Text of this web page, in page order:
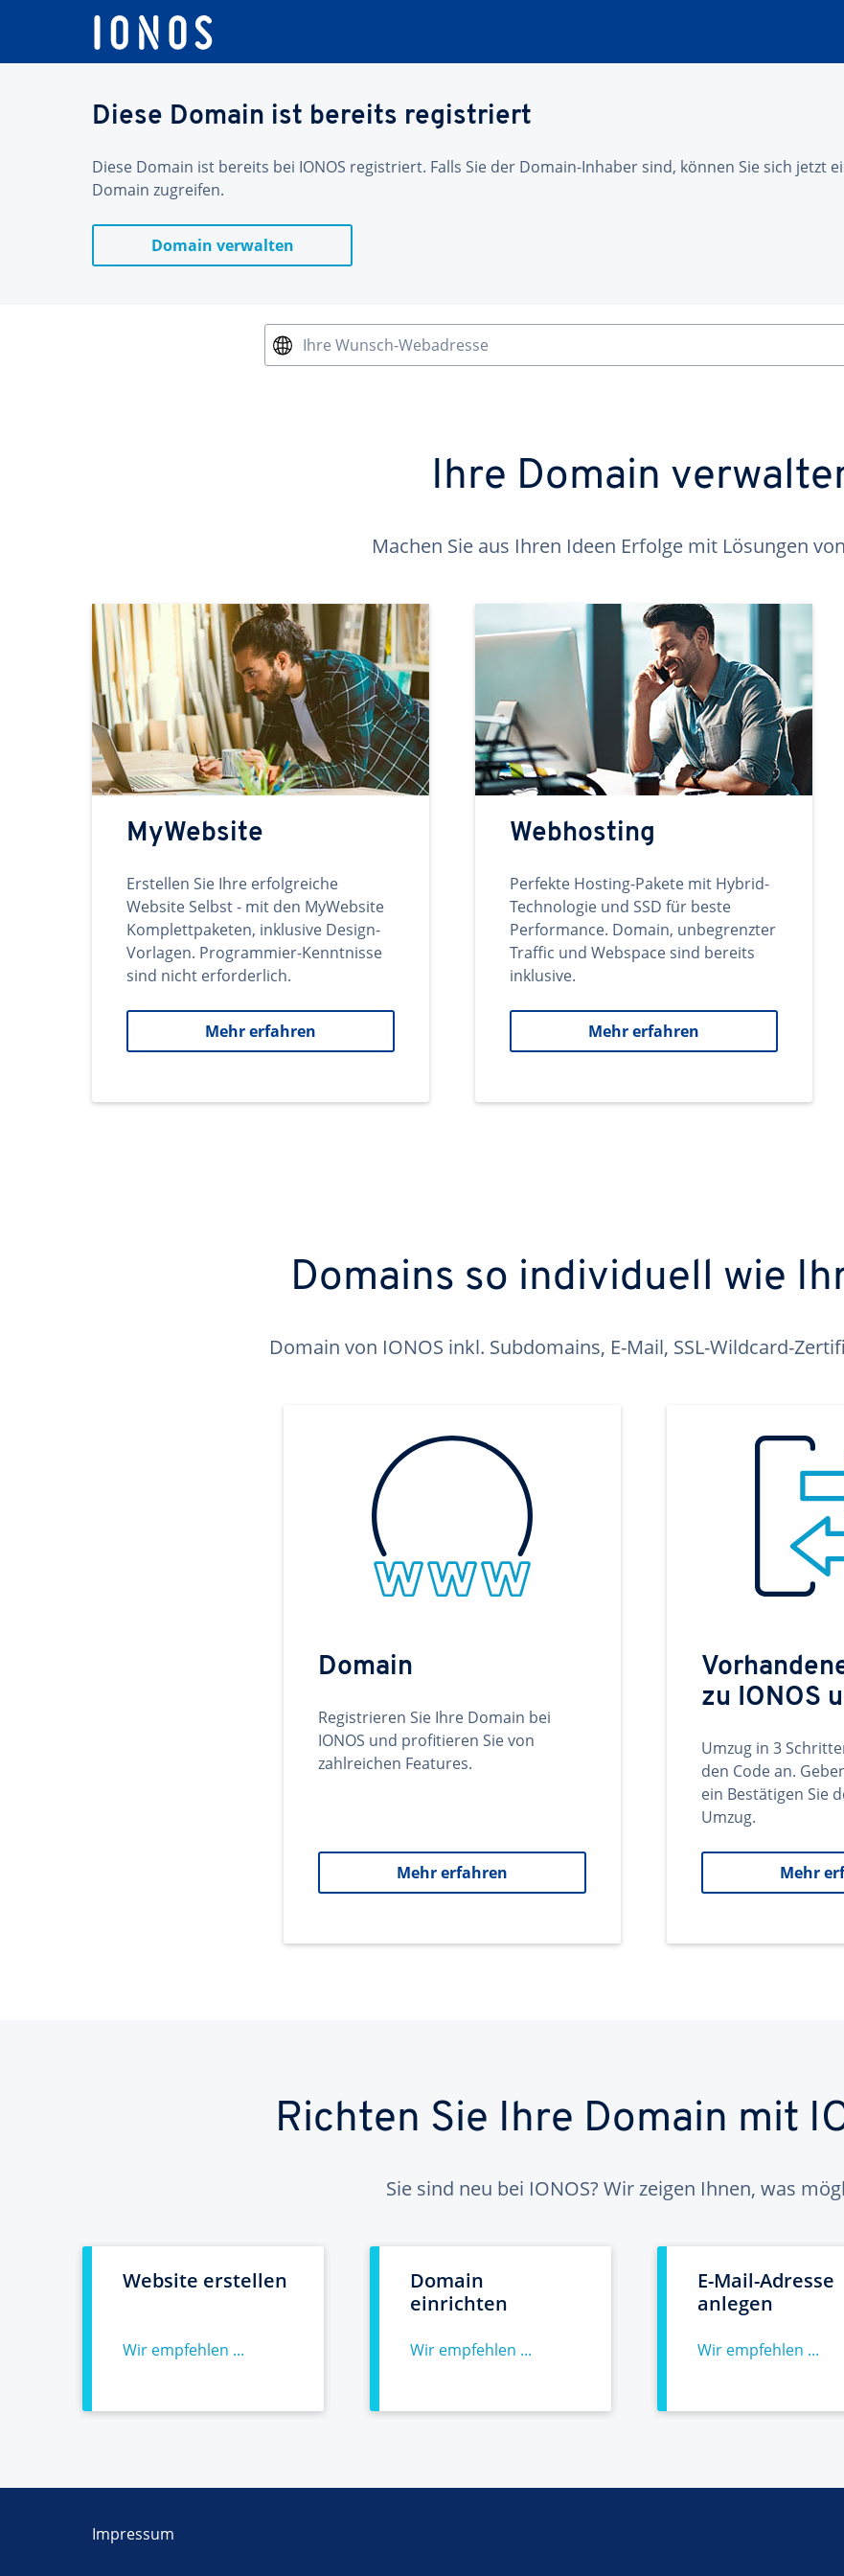
Diese Domain ist bereits registriert
Diese Domain ist bereits bei IONOS registriert. Falls Sie der Domain-Inhaber sind, können Sie sich jetzt
Domain zugreifen.
Domain verwalten
Ihre Wunsch-Webadresse
Ihre Domain
Machen Sie aus Ihren Ideen Erfolge mit Lösungen
MyWebsite
Erstellen Sie Ihre erfolgreiche
Website Selbst - mit den MyWebsite
Komplettpaketen, inklusive Design-
Vorlagen. Programmier-Kenntnisse
sind nicht erforderlich.
Mehr erfahren
Webhosting
Perfekte Hosting-Pakete mit Hybrid-
Technologie und SSD für beste
Performance. Domain, unbegrenzter
Traffic und Webspace sind bereits
inklusive.
Mehr erfahren
Domains so individuell wie
Domain von IONOS inkl. Subdomains, E-Mail, SSL-Wildcard-
Domain
Registrieren Sie Ihre Domain bei
IONOS und profitieren Sie von
zahlreichen Features.
Mehr erfahren
zu IONOS
Umzug in 3
den Code an.
ein Bestätigen Sie
Umzug.
Mehr
Richten Sie Ihre Domain mit
Sie sind neu bei IONOS? Wir zeigen Ihnen, was
Website erstellen
Wir empfehlen ...
Domain
einrichten
Wir empfehlen ...
E-Mail-Adresse
anlegen
Wir empfehlen ...
Impressum